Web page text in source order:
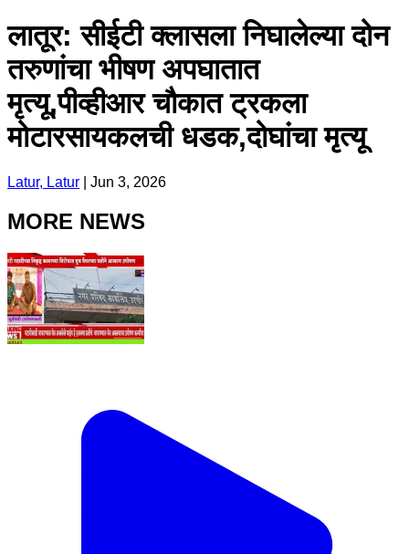
लातूर: सीईटी क्लासला निघालेल्या दोन
तरुणांचा भीषण अपघातात
मृत्यू,पीव्हीआर चौकात ट्रकला
मोटारसायकलची धडक,दोघांचा मृत्यू
Latur, Latur Jun 3, 2026
MORE NEWS